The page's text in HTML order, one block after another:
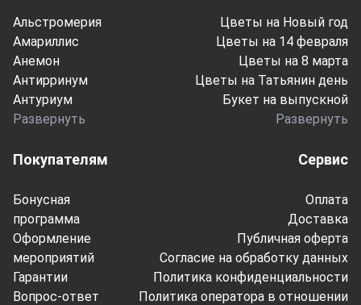
Покупателям
Бонусная
программа
Оформление
мероприятий
Гарантии
Вопрос-ответ
Сервис
Оплата
Доставка
Публичная оферта
Согласие на обработку данных
Политика конфиденциальности
Политика оператора в отношении
Альстромерия
Амариллис
Анемон
Антирринум
Антуриум
Развернуть
Цветы на Новый год
Цветы на 14 февраля
Цветы на 8 марта
Цветы на Татьянин день
Букет на выпускной
Развернуть